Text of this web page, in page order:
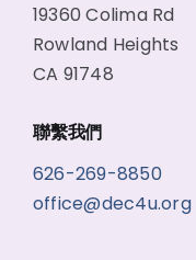
19360 Colima Rd
Rowland Heights
CA 91748
聯繫我們
626-269-8850
office@dec4u.org